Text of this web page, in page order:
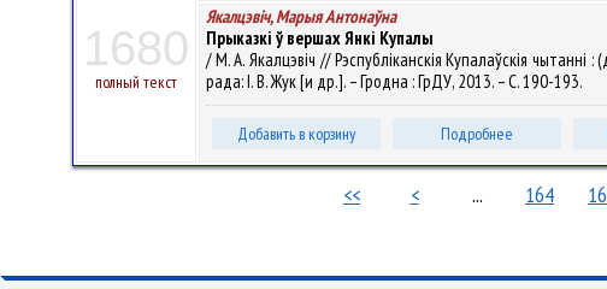
1680
полный текст
Якалцэвіч, Марыя Антонаўна
Прыказкі ў вершах Янкі Купалы
/ М. А. Якалцэвіч // Рэспубліканскія Купалаўскія
рада: І. В. Жук [и др.]. – Гродна : ГрДУ, 2013. – С. 190-193.
Добавить в корзину Подробнее
<< < ... 164